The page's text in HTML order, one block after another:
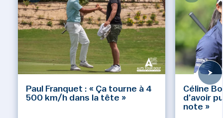
Paul Franquet : « Ça tourne à 4
500 km/h dans la tête »
Céline
d’avoir
note »